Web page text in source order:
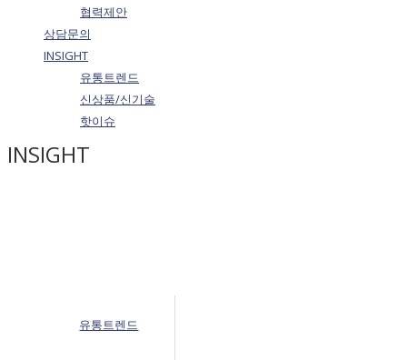
협력제안
상담문의
INSIGHT
유통트렌드
신상품/신기술
핫이슈
INSIGHT
유통트렌드